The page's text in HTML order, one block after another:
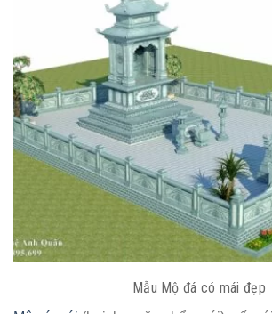
Mẫu Mộ đá có mái đẹp